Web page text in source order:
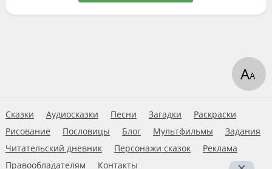
Сказки Аудиосказки Песни Загадки
Раскраски
Рисование
Пословицы Блог Мультфильмы
Задания
Читательский дневник
Персонажи сказок
Реклама
Правообладателям
Контакты
АА